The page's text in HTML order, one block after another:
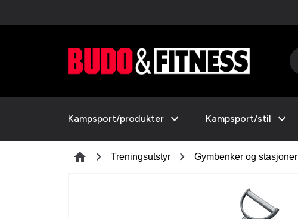
Kampsport/produkter expand_more Kampsport/stil expand_more
home chevron_right Treningsutstyr chevron_right Gymbenker og stasjoner